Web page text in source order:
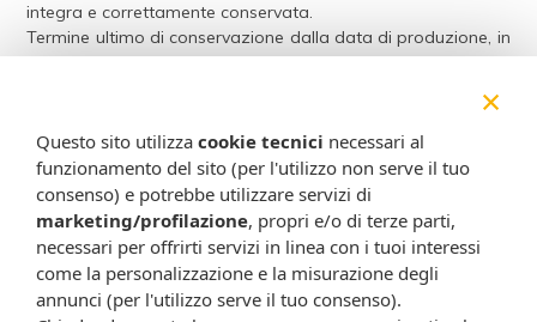
integra e correttamente conservata.
Termine ultimo di conservazione dalla data di produzione, in
confezione integra: 36 mesi.
Flaconcino contagocce da 50 ml.
Cod.CITOZ
Attenzione:
Ogni scheda che troverai sul nostro sito è da considerarsi a scopo
informativo, utile alla guida dell’acquisto del prodotto. Non
×
Questo sito utilizza cookie tecnici necessari al
funzionamento del sito (per l'utilizzo non serve il tuo
consenso) e potrebbe utilizzare servizi di
marketing/profilazione, propri e/o di terze parti,
necessari per offrirti servizi in linea con i tuoi interessi
come la personalizzazione e la misurazione degli
annunci (per l'utilizzo serve il tuo consenso).